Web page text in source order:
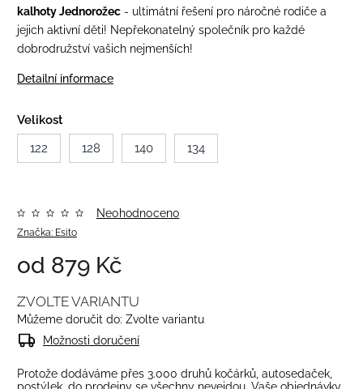
kalhotyJednorožec - ultimátní řešení pro náročné rodiče a
jejich aktivní děti! Nepřekonatelný společník pro každé
dobrodružství vašich nejmenších!
Detailní informace
Velikost
122
128 140 134
Značka: Esito
Neohodnoceno
od 879 Kč
ZVOLTE VARIANTU
Můžeme doručit do: Zvolte variantu
Možnosti doručení
Protože dodáváme přes 3.000 druhů kočárků, autosedaček,
postýlek, do prodejny se všechny nevejdou. Vaše objednávky